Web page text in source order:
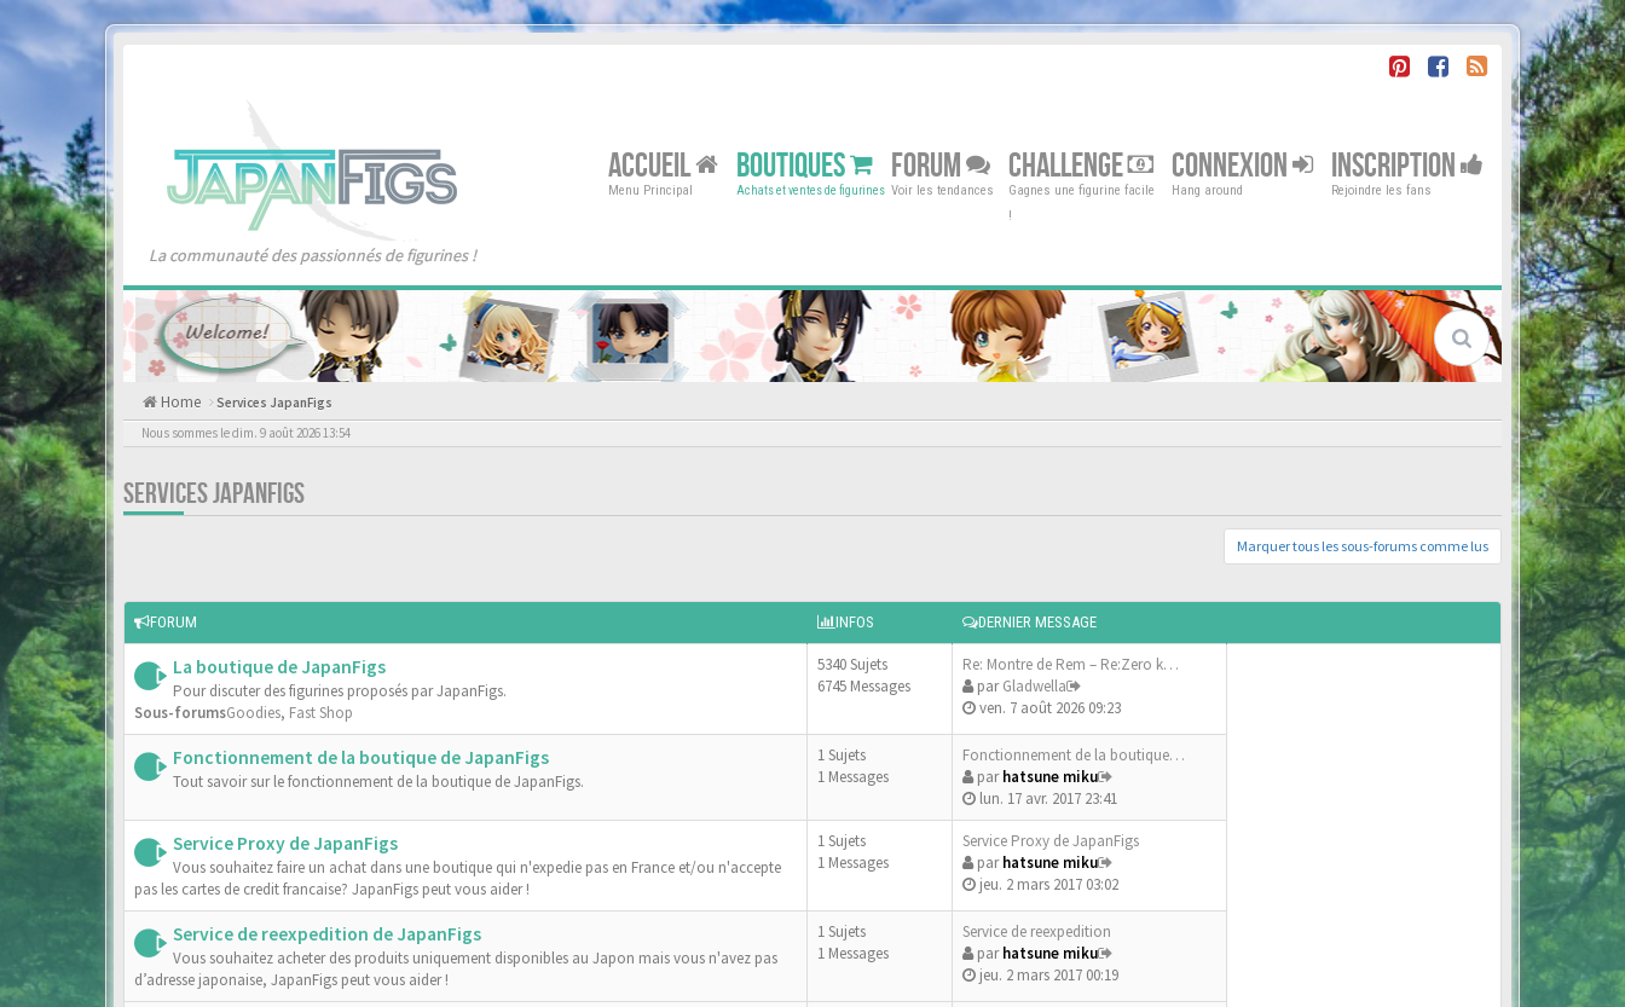
La communauté des passionnés de figurines !
ACCUEIL
Menu Principal
BOUTIQUES
Achats et ventes de figurines
FORUM
Voir les tendances
CHALLENGE
Gagnes une figurine facile
!
CONNEXION
Hang around
INSCRIPTION
Rejoindre les fans
Home
Services JapanFigs
Nous sommes le dim. 9 août 2026 13:54
SERVICES JAPANFIGS
Marquer tous les sous-forums comme lus
FORUM INFOS DERNIER MESSAGE
La boutique de JapanFigs
Pour discuter des figurines proposés par JapanFigs.
Sous-forumsGoodies, Fast Shop
5340 Sujets
6745 Messages
Re: Montre de Rem – Re:Zero k…
parGladwella
ven. 7 août 2026 09:23
Fonctionnement de la boutique de JapanFigs
Tout savoir sur le fonctionnement de la boutique de JapanFigs.
1 Sujets
1 Messages
Fonctionnement de la boutique…
parhatsune miku
lun. 17 avr. 2017 23:41
Service Proxy de JapanFigs
Vous souhaitez faire un achat dans une boutique qui n'expedie pas en France et/ou n'accepte
pas les cartes de credit francaise? JapanFigs peut vous aider !
1 Sujets
1 Messages
Service Proxy de JapanFigs
parhatsune miku
jeu. 2 mars 2017 03:02
Service de reexpedition de JapanFigs
Vous souhaitez acheter des produits uniquement disponibles au Japon mais vous n'avez pas
d’adresse japonaise, JapanFigs peut vous aider !
1 Sujets
1 Messages
Service de reexpedition
parhatsune miku
jeu. 2 mars 2017 00:19